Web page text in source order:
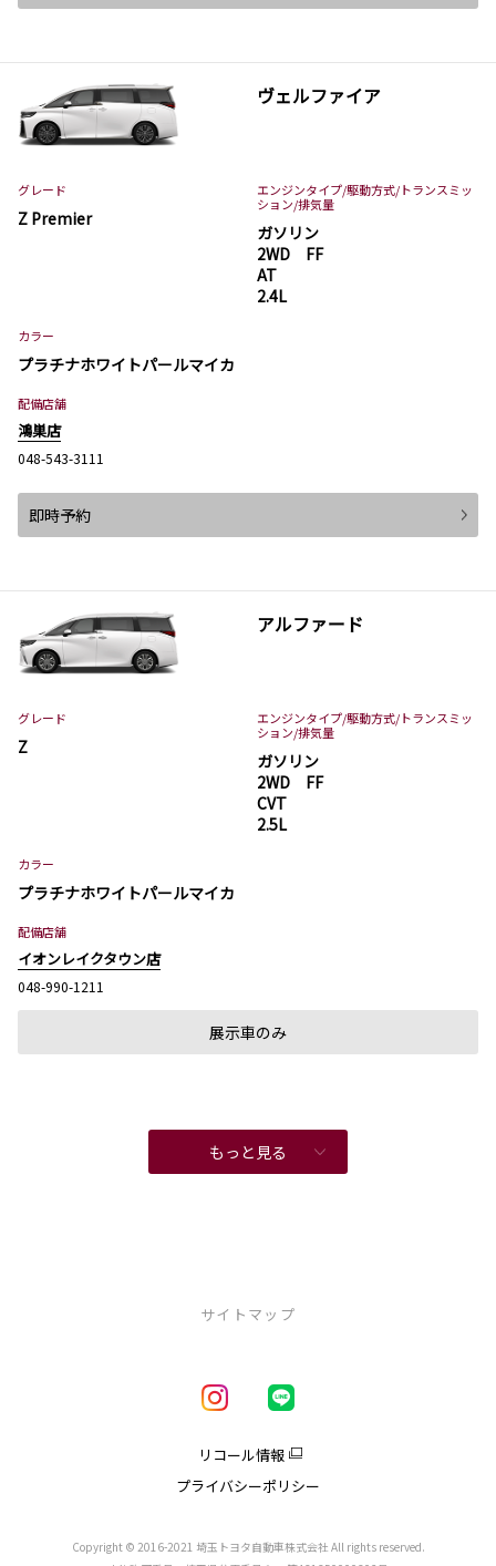
ヴェルファイア
グレード
Z Premier
エンジンタイプ/駆動方式/トランスミッ
ション/排気量
ガソリン
2WD FF
AT
2.4L
カラー
プラチナホワイトパールマイカ
配備店舗
鴻巣店
048-543-3111
即時予約
アルファード
グレード
Z
エンジンタイプ/駆動方式/トランスミッ
ション/排気量
ガソリン
2WD FF
CVT
2.5L
カラー
プラチナホワイトパールマイカ
配備店舗
イオンレイクタウン店
048-990-1211
展示車のみ
もっと見る
サイトマップ
クラウンスポーツ
リコール情報
プライバシーポリシー
Copyright © 2016-2021 埼玉トヨタ自動車株式会社 All rights reserved.